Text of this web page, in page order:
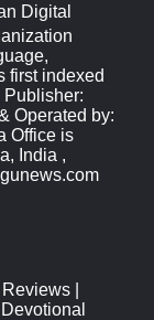
Digital
first indexed
Publisher:
Operated by:
Office is
India ,
Reviews
Devotional